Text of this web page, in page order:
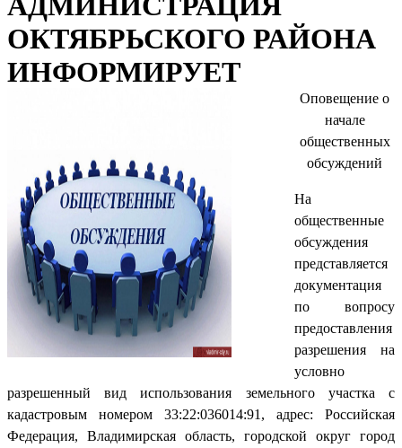
ОКТЯБРЬСКОГО РАЙОНА
ИНФОРМИРУЕТ
Оповещение о
начале
общественных
обсуждений
На
общественные
обсуждения
представляется
документация
по вопросу
предоставления
разрешения на
условно
разрешенный вид использования земельного участка с
кадастровым номером 33:22:036014:91, адрес: Российская
Федерация, Владимирская область, городской округ город